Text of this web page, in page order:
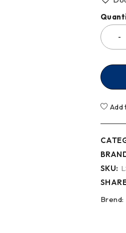
Add
SKU:
Brend: